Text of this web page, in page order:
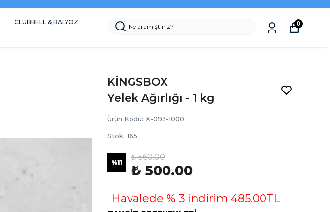
CLUBBELL & BALYOZ
0
KİNGSBOX
Yelek Ağırlığı - 1 kg
Ürün Kodu: X-093-1000
Stok: 165
%11
₺ 560.00
₺ 500.00
Havalede % 3 indirim 485.00TL